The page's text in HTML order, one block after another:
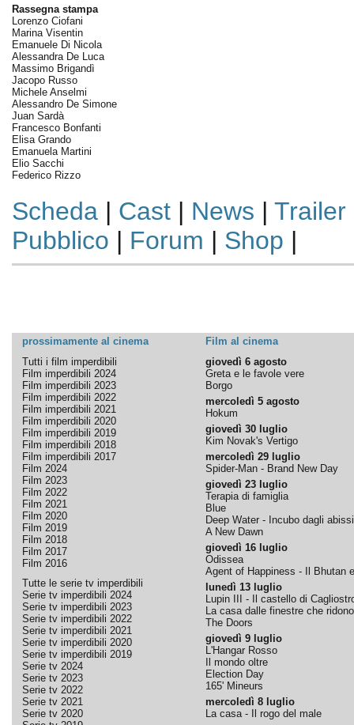
Rassegna stampa
Lorenzo Ciofani
Marina Visentin
Emanuele Di Nicola
Alessandra De Luca
Massimo Brigandì
Jacopo Russo
Michele Anselmi
Alessandro De Simone
Juan Sardà
Francesco Bonfanti
Elisa Grando
Emanuela Martini
Elio Sacchi
Federico Rizzo
Scheda| Cast| News | Trailer
Pubblico | Forum | Shop |
prossimamente al cinema
Film al cinema
Tutti i film imperdibili
Film imperdibili 2024
Film imperdibili 2023
Film imperdibili 2022
Film imperdibili 2021
Film imperdibili 2020
Film imperdibili 2019
Film imperdibili 2018
Film imperdibili 2017
Film 2024
Film 2023
Film 2022
Film 2021
Film 2020
Film 2019
Film 2018
Film 2017
Film 2016
Tutte le serie tv imperdibili
Serie tv imperdibili 2024
Serie tv imperdibili 2023
Serie tv imperdibili 2022
Serie tv imperdibili 2021
Serie tv imperdibili 2020
Serie tv imperdibili 2019
Serie tv 2024
Serie tv 2023
Serie tv 2022
Serie tv 2021
Serie tv 2020
giovedì 6 agosto
Greta e le favole vere
Borgo
mercoledì 5 agosto
Hokum
giovedì 30 luglio
Kim Novak's Vertigo
mercoledì 29 luglio
Spider-Man - Brand New Day
giovedì 23 luglio
Terapia di famiglia
Blue
Deep Water - Incubo dagli abissi
A New Dawn
giovedì 16 luglio
Odissea
Agent of Happiness - Il Bhutan
lunedì 13 luglio
Lupin III - Il castello di
La casa dalle finestre che ridono
The Doors
giovedì 9 luglio
L'Hangar Rosso
Il mondo oltre
Election Day
165' Mineurs
mercoledì 8 luglio
La casa - Il rogo del male